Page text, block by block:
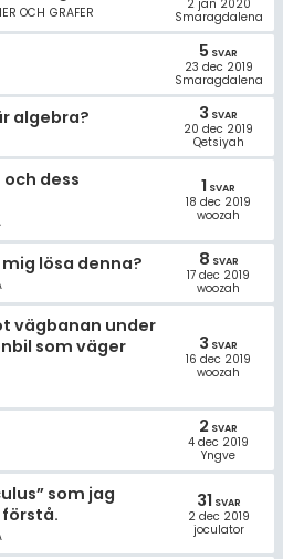
OCH GRAFER
2 jan 2020
Smaragdalena
5 SVAR
23 dec 2019
Smaragdalena
algebra? 3 SVAR
20 dec 2019
Qetsiyah
dess
1 SVAR
18 dec 2019
woozah
lösa denna? 8 SVAR
17 dec 2019
woozah
vägbanan under
som väger
3 SVAR
16 dec 2019
woozah
2 SVAR
4 dec 2019
Yngve
som jag
31 SVAR
2 dec 2019
joculator